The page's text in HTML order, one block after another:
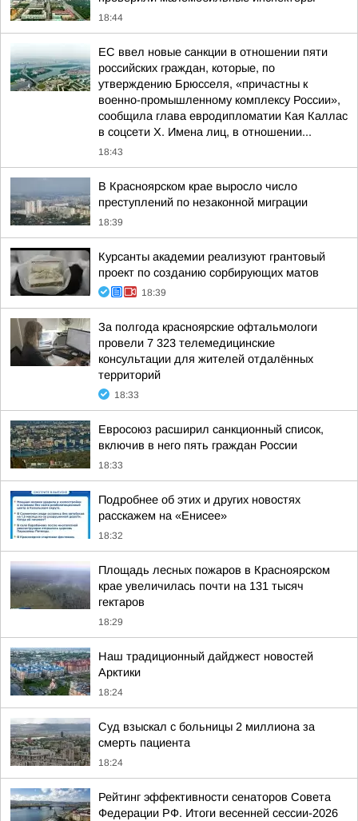
18:44
ЕС ввел новые санкции в отношении пяти
российских граждан, которые, по
утверждению Брюсселя, «причастны к
военно-промышленному комплексу России»,
сообщила глава евродипломатии Кая Каллас
в соцсети Х. Имена лиц, в отношении...
18:43
В Красноярском крае выросло число
преступлений по незаконной миграции
18:39
Курсанты академии реализуют грантовый
проект по созданию сорбирующих матов
18:39
За полгода красноярские офтальмологи
провели 7 323 телемедицинские
консультации для жителей отдалённых
территорий
18:33
Евросоюз расширил санкционный список,
включив в него пять граждан России
18:33
Подробнее об этих и других новостях
расскажем на «Енисее»
18:32
Площадь лесных пожаров в Красноярском
крае увеличилась почти на 131 тысяч
гектаров
18:29
Наш традиционный дайджест новостей
Арктики
18:24
Суд взыскал с больницы 2 миллиона за
смерть пациента
18:24
Рейтинг эффективности сенаторов Совета
Федерации РФ. Итоги весенней сессии-2026